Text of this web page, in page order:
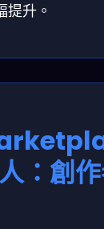
提升。
：創